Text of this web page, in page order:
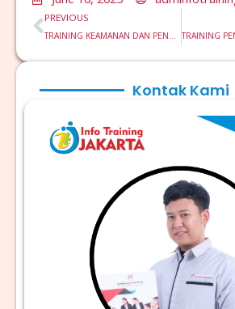
Prev
PREVIOUS
TRAINING KEAMANAN DAN PENCEGAHAN KECELAKAAN DI LOKASI TAMBANG TERBUKA
Kontak Kami